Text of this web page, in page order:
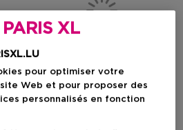
PARIS XL
pour optimiser votre
Web et pour proposer des
personnalisés en fonction